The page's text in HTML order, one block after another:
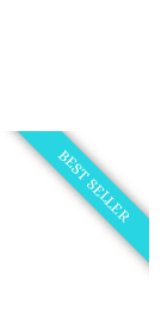
BEST SELLER